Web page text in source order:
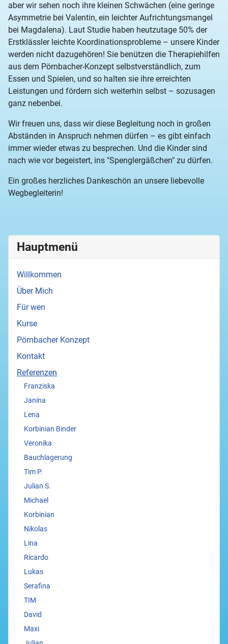
Hauptmenü
Willkommen
Über Mich
Für wen
Kurse
Pörnbacher Konzept
Kontakt
Referenzen
Franziska
Janina
Lena
Korbinian Binder
Veronika
Bauchlagerung
Tim P.
Julian S.
Michael
Korbinian
Nikolas
Lina
Ricardo
Lukas
Serafina
TIM
David
Maxi
aber wir sehen noch ihre kleinen Schwächen (eine geringe
Asymmetrie bei Valentin, ein leichter Aufrichtungsmangel
bei Magdalena). Laut Studie haben heutzutage 50% der
Erstklässler leichte Koordinationsprobleme – unsere Kinder
werden nicht dazugehören! Sie benützen die Therapiehilfen
aus dem Pörnbacher-Konzept selbstverständlich, zum
Essen und Spielen, und so halten sie ihre erreichten
Leistungen und fördern sich weiterhin selbst – sozusagen
ganz nebenbei.
Wir freuen uns, dass wir diese Begleitung noch in großen
Abständen in Anspruch nehmen dürfen – es gibt einfach
immer wieder etwas zu besprechen. Und die Kinder sind
nach wie vor begeistert, ins "Spenglergäßchen" zu dürfen.
Ein großes herzliches Dankeschön an unsere liebevolle
Wegbegleiterin!